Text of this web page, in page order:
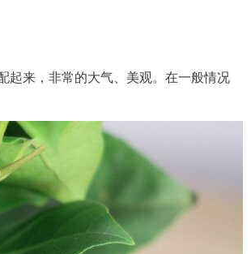
起来，非常的大气、美观。在一般情况